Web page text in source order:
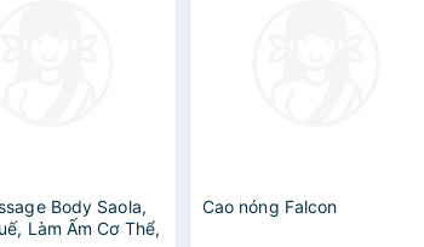
Body Saola,
Làm Ấm Cơ Thể,
Cao nóng Falcon